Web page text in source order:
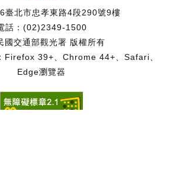
臺北市忠孝東路4段290號9樓
話：(02)2349-1500
國交通部觀光署 版權所有
Firefox 39+、Chrome 44+、Safari、
Edge瀏覽器